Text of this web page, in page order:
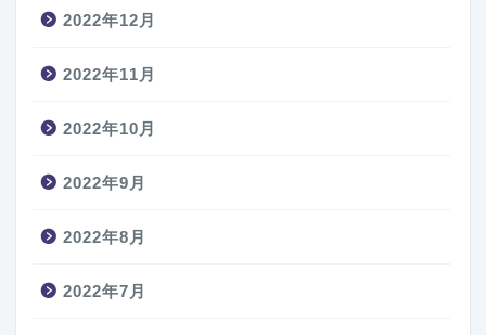
2022年12月
2022年11月
2022年10月
2022年9月
2022年8月
2022年7月